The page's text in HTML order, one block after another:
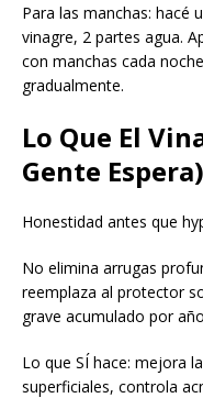
Para las manchas:
vinagre, 2 partes agua.
con manchas cada
gradualmente.
Lo Que El
Gente Espera)
Honestidad antes que
No elimina arrugas
reemplaza al protector
grave acumulado por
Lo que SÍ hace: mejora
superficiales, controla